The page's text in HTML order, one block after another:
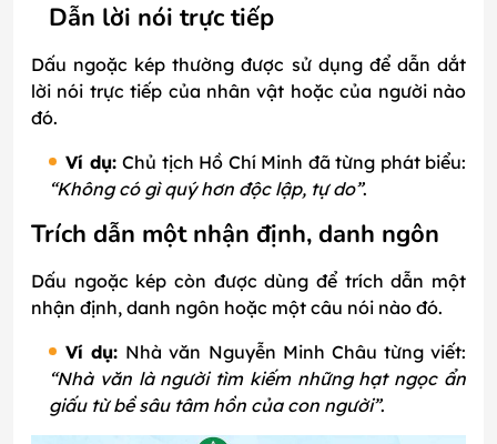
Dẫn lời nói trực tiếp
Dấu ngoặc kép thường được sử dụng để dẫn dắt
lời nói trực tiếp của nhân vật hoặc của người nào
đó.
Ví dụ: Chủ tịch Hồ Chí Minh đã từng phát biểu:
“Không có gì quý hơn độc lập, tự do”.
Trích dẫn một nhận định, danh ngôn
Dấu ngoặc kép còn được dùng để trích dẫn một
nhận định, danh ngôn hoặc một câu nói nào đó.
Ví dụ: Nhà văn Nguyễn Minh Châu từng viết:
“Nhà văn là người tìm kiếm những hạt ngọc ẩn
giấu từ bề sâu tâm hồn của con người”.